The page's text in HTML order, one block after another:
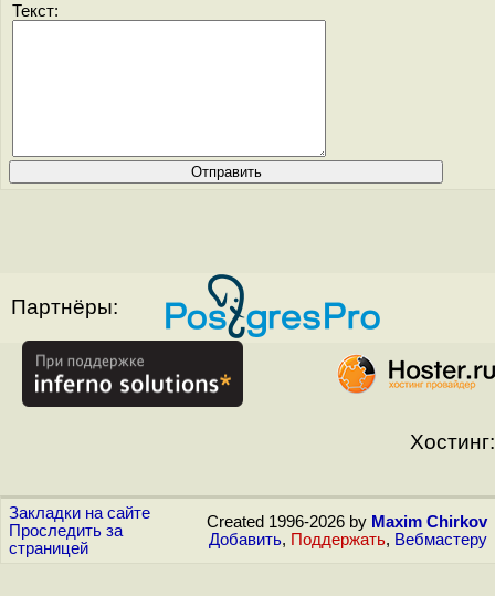
Текст:
Партнёры:
Хостинг:
Закладки на сайте
Проследить за
страницей
Created 1996-2026 by Maxim Chirkov
Добавить, Поддержать, Вебмастеру